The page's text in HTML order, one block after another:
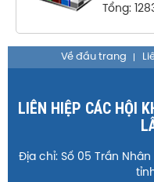
Tổng:
Về đầu trang
LIÊN HIỆP CÁC HỘI
Địa chỉ: Số 05 Trần